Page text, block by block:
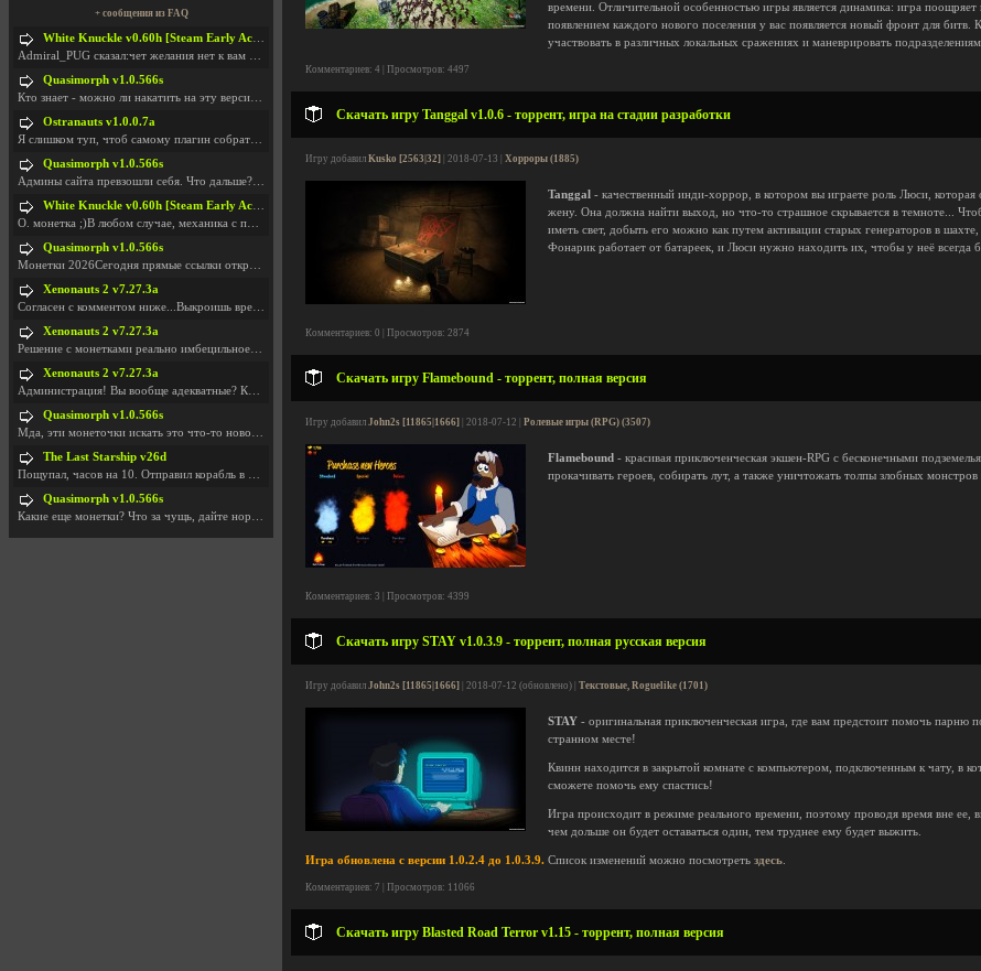
времени. Отличительной особенностью игры является динамика: игра
появлением каждого нового поселения у вас появляется новый фронт для битв.
участвовать в различных локальных сражениях и маневрировать
Комментариев: 4 | Просмотров: 4497
Скачать игру Tanggal v1.0.6 - торрент, игра на стадии разработки
Игру добавил Kusko [2563|32] | 2018-07-13 | Хорроры (1885)
Tanggal - качественный инди-хоррор, в котором вы играете роль Люси, которая
жену. Она должна найти выход, но что-то страшное скрывается в темноте...
иметь свет, добыть его можно как путем активации старых генераторов в
Фонарик работает от батареек, и Люси нужно находить их, чтобы у неё всегда
Комментариев: 0 | Просмотров: 2874
Скачать игру Flamebound - торрент, полная версия
Игру добавил John2s [11865|1666] | 2018-07-12 | Ролевые игры (RPG) (3507)
Flamebound - красивая приключенческая экшен-RPG с бесконечными
прокачивать героев, собирать лут, а также уничтожать толпы злобных
Комментариев: 3 | Просмотров: 4399
Скачать игру STAY v1.0.3.9 - торрент, полная русская версия
Игру добавил John2s [11865|1666] | 2018-07-12 (обновлено) | Текстовые, Roguelike (1701)
STAY - оригинальная приключенческая игра, где вам предстоит помочь парню
странном месте!
Квинн находится в закрытой комнате с компьютером, подключенным к чату, в
сможете помочь ему спастись!
Игра происходит в режиме реального времени, поэтому проводя время вне ее,
чем дольше он будет оставаться один, тем труднее ему будет выжить.
Игра обновлена с версии 1.0.2.4 до 1.0.3.9. Список изменений можно посмотреть здесь
Комментариев: 7 | Просмотров: 11066
Скачать игру Blasted Road Terror v1.15 - торрент, полная версия
+ сообщения из FAQ
White Knuckle v0.60h [Steam Early Access]
Admiral_PUG сказал:чет желания нет к вам сюда захо
Quasimorph v1.0.566s
Кто знает - можно ли накатить на эту версию моды?
Ostranauts v1.0.0.7a
Я слишком туп, чтоб самому плагин собрать. И что-т
Quasimorph v1.0.566s
Админы сайта превзошли себя. Что дальше? Засунь се
White Knuckle v0.60h [Steam Early Access]
О. монетка ;)В любом случае, механика с поиском мо
Quasimorph v1.0.566s
Монетки 2026Сегодня прямые ссылки открываются посл
Xenonauts 2 v7.27.3a
Согласен с комментом ниже...Выкроишь время чтобы з
Xenonauts 2 v7.27.3a
Решение с монетками реально имбецильное. Как сдела
Xenonauts 2 v7.27.3a
Администрация! Вы вообще адекватные? Какие монетки
Quasimorph v1.0.566s
Мда, эти монеточки искать это что-то новое в сфере
The Last Starship v26d
Пощупал, часов на 10. Отправил корабль в другую Га
Quasimorph v1.0.566s
Какие еще монетки? Что за чущь, дайте нормально ск